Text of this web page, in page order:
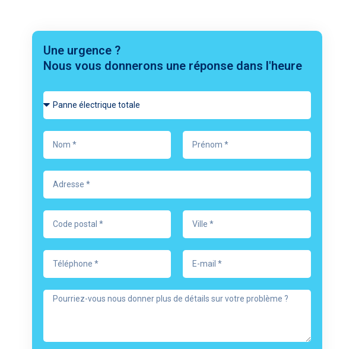
Une urgence ?
Nous vous donnerons une réponse dans l'heure